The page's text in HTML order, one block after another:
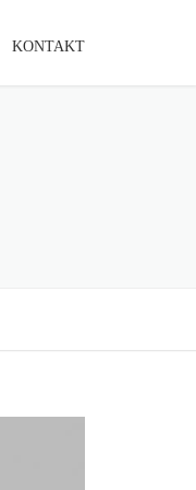
KONTAKT